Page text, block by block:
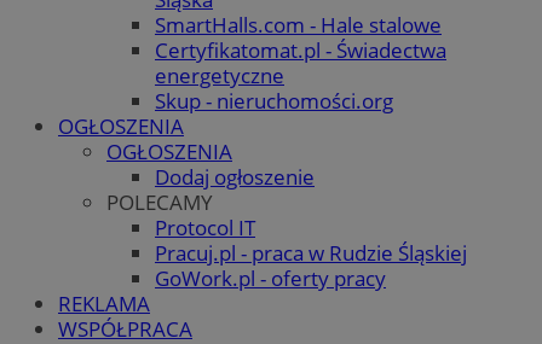
SmartHalls.com - Hale stalowe
Certyfikatomat.pl - Świadectwa
energetyczne
Skup - nieruchomości.org
OGŁOSZENIA
OGŁOSZENIA
Dodaj ogłoszenie
POLECAMY
Protocol IT
Pracuj.pl - praca w Rudzie Śląskiej
GoWork.pl - oferty pracy
REKLAMA
WSPÓŁPRACA